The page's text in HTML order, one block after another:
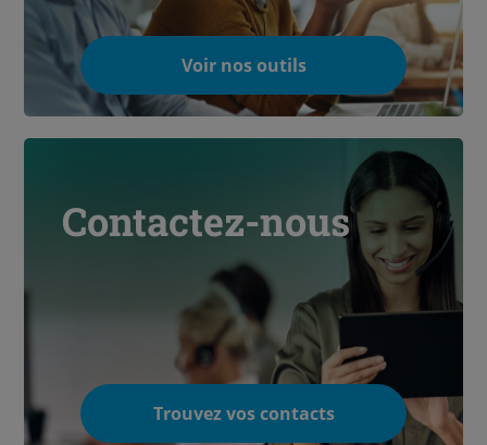
Voir nos outils
Contactez-nous
Trouvez vos contacts